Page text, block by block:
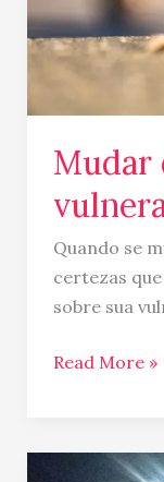
Mudar
Quando se
certezas
sobre sua
Read More »
Diário